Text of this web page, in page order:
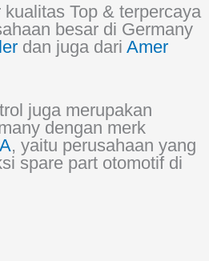
kualitas Top & terpercaya
besar di Germany
dan juga dari Amer
juga merupakan
dengan merk
, yaitu perusahaan yang
spare part otomotif di